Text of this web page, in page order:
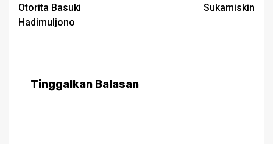
Otorita Basuki
Hadimuljono
Sukamiskin
Tinggalkan Balasan